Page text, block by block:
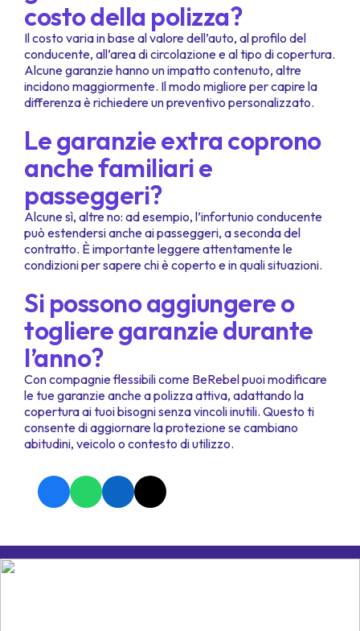
costo della polizza?
Il costo varia in base al valore dell’auto, al profilo del
conducente, all’area di circolazione e al tipo di copertura.
Alcune garanzie hanno un impatto contenuto, altre
incidono maggiormente. Il modo migliore per capire la
differenza è richiedere un preventivo personalizzato.
Le garanzie extra coprono
anche familiari e
passeggeri?
Alcune sì, altre no: ad esempio, l’infortunio conducente
può estendersi anche ai passeggeri, a seconda del
contratto. È importante leggere attentamente le
condizioni per sapere chi è coperto e in quali situazioni.
Si possono aggiungere o
togliere garanzie durante
l’anno?
Con compagnie flessibili come BeRebel puoi modificare
le tue garanzie anche a polizza attiva, adattando la
copertura ai tuoi bisogni senza vincoli inutili. Questo ti
consente di aggiornare la protezione se cambiano
abitudini, veicolo o contesto di utilizzo.